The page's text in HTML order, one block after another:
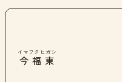
今福東
イマフクヒガシ